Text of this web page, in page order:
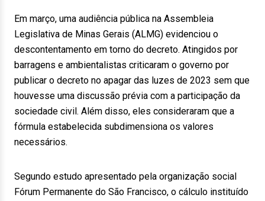
Em março, uma audiência pública na Assembleia
Legislativa de Minas Gerais (ALMG) evidenciou o
descontentamento em torno do decreto. Atingidos por
barragens e ambientalistas criticaram o governo por
publicar o decreto no apagar das luzes de 2023 sem que
houvesse uma discussão prévia com a participação da
sociedade civil. Além disso, eles consideraram que a
fórmula estabelecida subdimensiona os valores
necessários.
Segundo estudo apresentado pela organização social
Fórum Permanente do São Francisco, o cálculo instituído